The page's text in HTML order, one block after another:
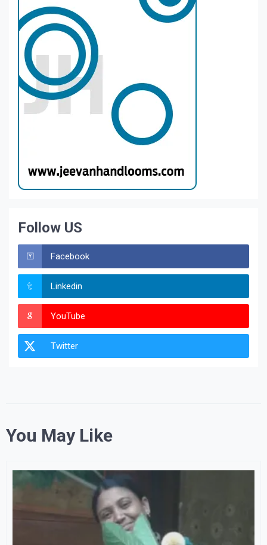
Follow US
Facebook
Linkedin
YouTube
Twitter
You May Like